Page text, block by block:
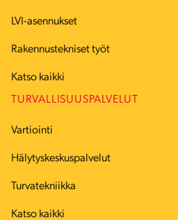
LVI-asennukset
Rakennustekniset työt
Katso kaikki
TURVALLISUUSPALVELUT
Vartiointi
Hälytyskeskuspalvelut
Turvatekniikka
Katso kaikki